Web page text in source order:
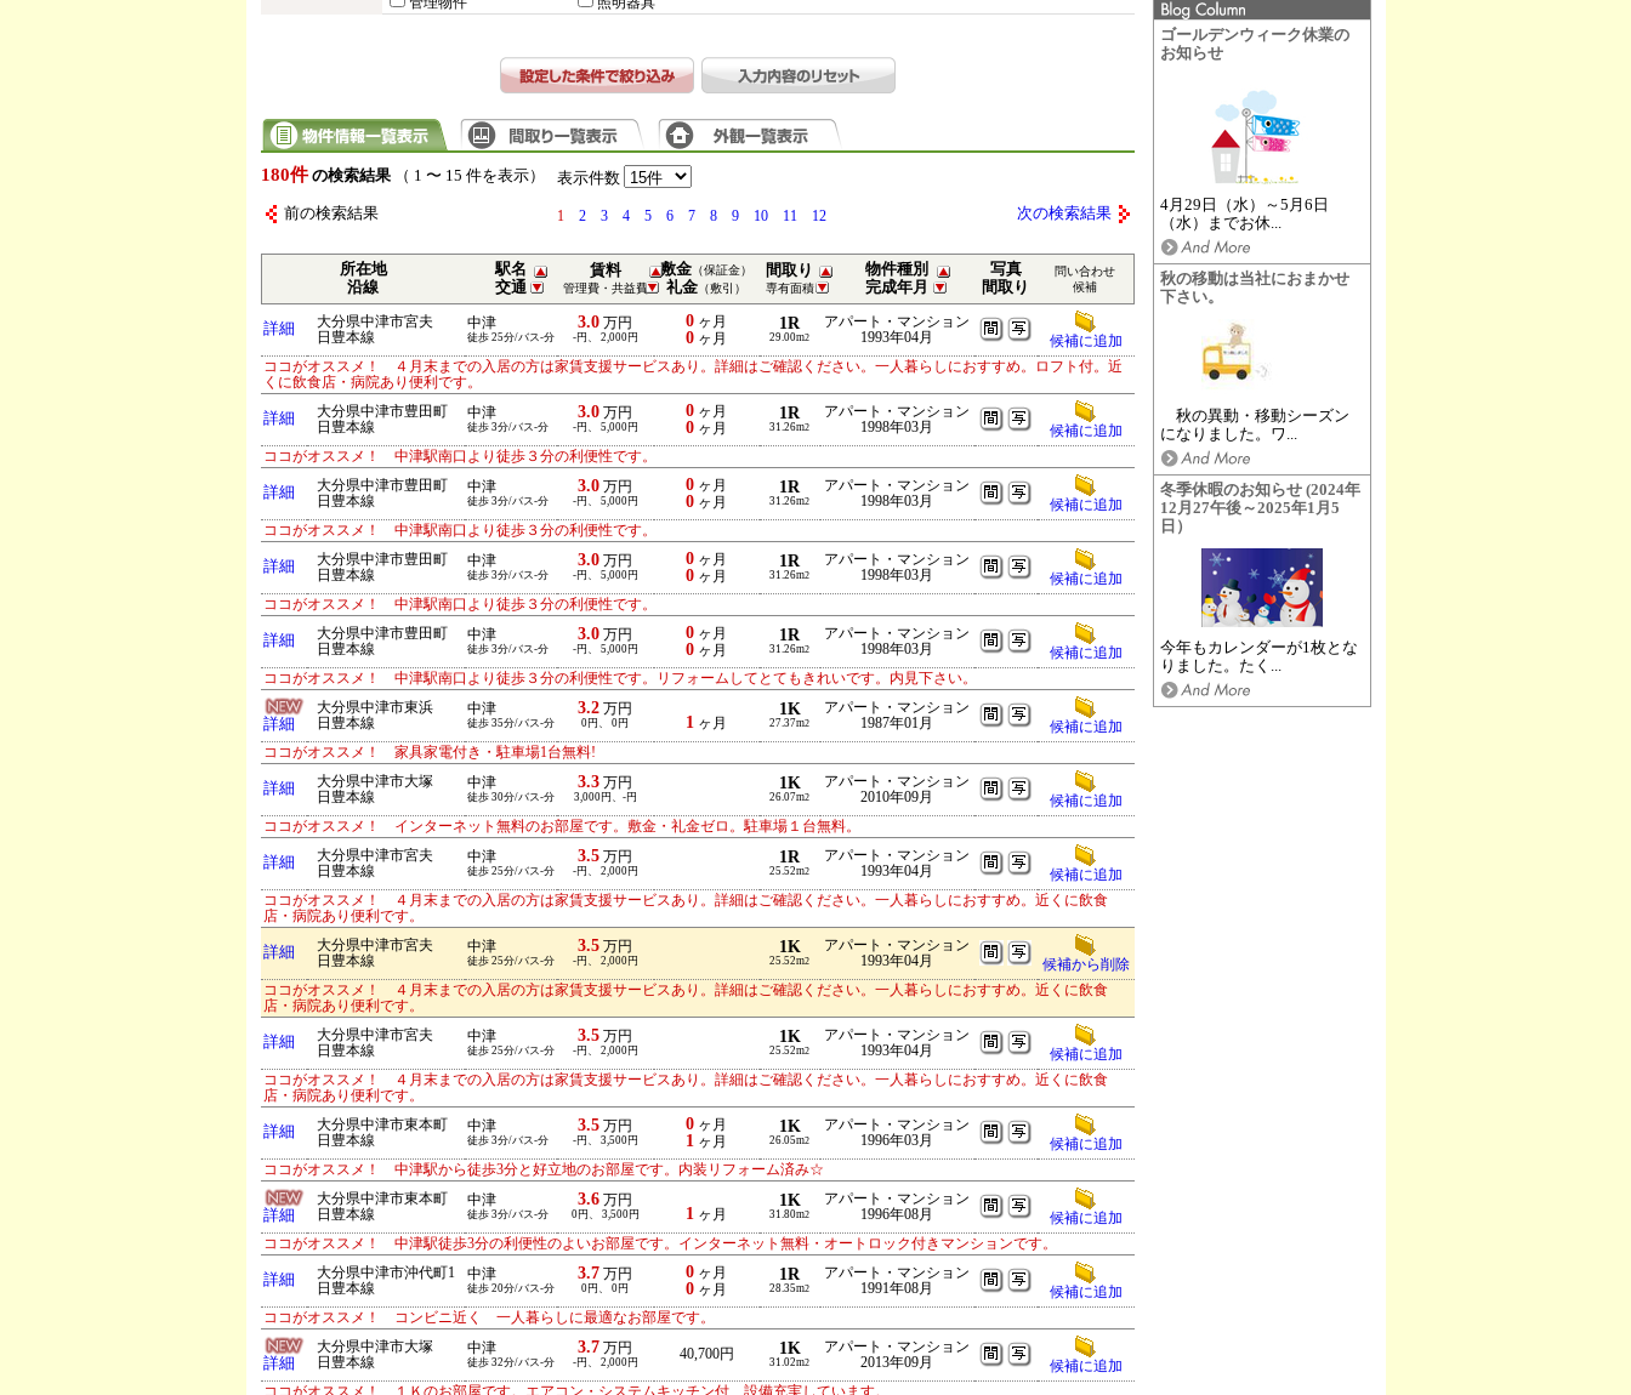
ゴールデンウィーク休業の
お知らせ
4月29日（水）～5月6日
（水）までお休...
秋の移動は当社におまかせ
下さい。
秋の異動・移動シーズン
になりました。ワ...
冬季休暇のお知らせ (2024年
12月27午後～2025年1月5
日）
今年もカレンダーが1枚とな
りました。たく...
180件 の検索結果（ 1 〜 15 件を表示） 表示件数
前の検索結果 1 2 3 4 5 6 7 8 9 10 11 12 次の検索結果
所在地
沿線
駅名
交通
賃料
管理費・共益費
敷金 （保証金）
礼金 （敷引）
間取り
専有面積
物件種別
完成年月
写真
間取り
問い合わせ
候補
詳細
大分県中津市宮夫
日豊本線
中津
徒歩 25分/バス-分
3.0 万円
-円、 2,000円
0 ヶ月
0 ヶ月
1R
29.00m2
アパート・マンション
1993年04月
候補に追加
ココがオススメ！ ４月末までの入居の方は家賃支援サービスあり。詳細はご確認ください。一人暮らしにおすすめ。ロフト付。近
くに飲食店・病院あり便利です。
詳細
大分県中津市豊田町
日豊本線
中津
徒歩 3分/バス-分
3.0 万円
-円、 5,000円
0 ヶ月
0 ヶ月
1R
31.26m2
アパート・マンション
1998年03月
候補に追加
ココがオススメ！ 中津駅南口より徒歩３分の利便性です。
詳細
大分県中津市豊田町
日豊本線
中津
徒歩 3分/バス-分
3.0 万円
-円、 5,000円
0 ヶ月
0 ヶ月
1R
31.26m2
アパート・マンション
1998年03月
候補に追加
ココがオススメ！ 中津駅南口より徒歩３分の利便性です。
詳細
大分県中津市豊田町
日豊本線
中津
徒歩 3分/バス-分
3.0 万円
-円、 5,000円
0 ヶ月
0 ヶ月
1R
31.26m2
アパート・マンション
1998年03月
候補に追加
ココがオススメ！ 中津駅南口より徒歩３分の利便性です。
詳細
大分県中津市豊田町
日豊本線
中津
徒歩 3分/バス-分
3.0 万円
-円、 5,000円
0 ヶ月
0 ヶ月
1R
31.26m2
アパート・マンション
1998年03月
候補に追加
ココがオススメ！ 中津駅南口より徒歩３分の利便性です。リフォームしてとてもきれいです。内見下さい。
詳細
大分県中津市東浜
日豊本線
中津
徒歩 35分/バス-分
3.2 万円
0円、 0円 1 ヶ月
1K
27.37m2
アパート・マンション
1987年01月
候補に追加
ココがオススメ！ 家具家電付き・駐車場1台無料!
詳細
大分県中津市大塚
日豊本線
中津
徒歩 30分/バス-分
3.3 万円
3,000円、-円
1K
26.07m2
アパート・マンション
2010年09月
候補に追加
ココがオススメ！ インターネット無料のお部屋です。敷金・礼金ゼロ。駐車場１台無料。
詳細
大分県中津市宮夫
日豊本線
中津
徒歩 25分/バス-分
3.5 万円
-円、 2,000円
1R
25.52m2
アパート・マンション
1993年04月
候補に追加
ココがオススメ！ ４月末までの入居の方は家賃支援サービスあり。詳細はご確認ください。一人暮らしにおすすめ。近くに飲食
店・病院あり便利です。
詳細
大分県中津市宮夫
日豊本線
中津
徒歩 25分/バス-分
3.5 万円
-円、 2,000円
1K
25.52m2
アパート・マンション
1993年04月
候補から削除
ココがオススメ！ ４月末までの入居の方は家賃支援サービスあり。詳細はご確認ください。一人暮らしにおすすめ。近くに飲食
店・病院あり便利です。
詳細
大分県中津市宮夫
日豊本線
中津
徒歩 25分/バス-分
3.5 万円
-円、 2,000円
1K
25.52m2
アパート・マンション
1993年04月
候補に追加
ココがオススメ！ ４月末までの入居の方は家賃支援サービスあり。詳細はご確認ください。一人暮らしにおすすめ。近くに飲食
店・病院あり便利です。
詳細
大分県中津市東本町
日豊本線
中津
徒歩 3分/バス-分
3.5 万円
-円、 3,500円
0 ヶ月
1 ヶ月
1K
26.05m2
アパート・マンション
1996年03月
候補に追加
ココがオススメ！ 中津駅から徒歩3分と好立地のお部屋です。内装リフォーム済み☆
詳細
大分県中津市東本町
日豊本線
中津
徒歩 3分/バス-分
3.6 万円
0円、 3,500円 1 ヶ月
1K
31.80m2
アパート・マンション
1996年08月
候補に追加
ココがオススメ！ 中津駅徒歩3分の利便性のよいお部屋です。インターネット無料・オートロック付きマンションです。
詳細
大分県中津市沖代町1
日豊本線
中津
徒歩 20分/バス-分
3.7 万円
0円、 0円
0 ヶ月
0 ヶ月
1R
28.35m2
アパート・マンション
1991年08月
候補に追加
ココがオススメ！ コンビニ近く 一人暮らしに最適なお部屋です。
詳細
大分県中津市大塚
日豊本線
中津
徒歩 32分/バス-分
3.7 万円
-円、 2,000円
40,700円 1K
31.02m2
アパート・マンション
2013年09月
候補に追加
ココがオススメ！ １Ｋのお部屋です。エアコン・システムキッチン付、設備充実しています。